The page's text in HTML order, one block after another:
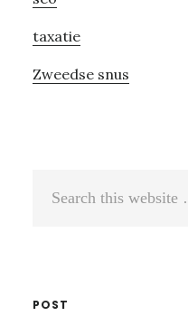
taxatie
Zweedse snus
POST